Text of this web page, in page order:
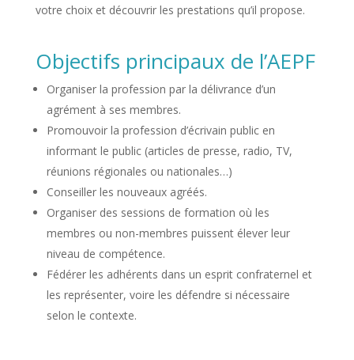
votre choix et découvrir les prestations qu’il propose.
Objectifs principaux de l’AEPF
Organiser la profession par la délivrance d’un
agrément à ses membres.
Promouvoir la profession d’écrivain public en
informant le public (articles de presse, radio, TV,
réunions régionales ou nationales…)
Conseiller les nouveaux agréés.
Organiser des sessions de formation où les
membres ou non-membres puissent élever leur
niveau de compétence.
Fédérer les adhérents dans un esprit confraternel et
les représenter, voire les défendre si nécessaire
selon le contexte.